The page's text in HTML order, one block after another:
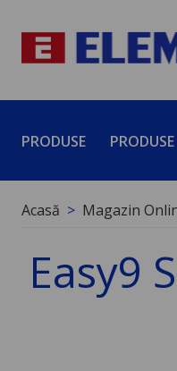
PRODUSE
Acasă Magazin
Easy9